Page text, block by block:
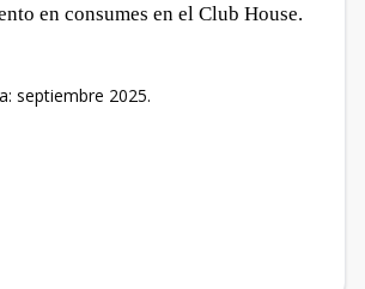
en consumes en el Club House.
septiembre 2025.